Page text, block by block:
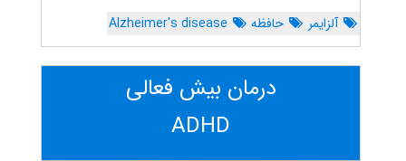
آلزایمر حافظه Alzheimer's disease
درمان بیش فعالی
ADHD